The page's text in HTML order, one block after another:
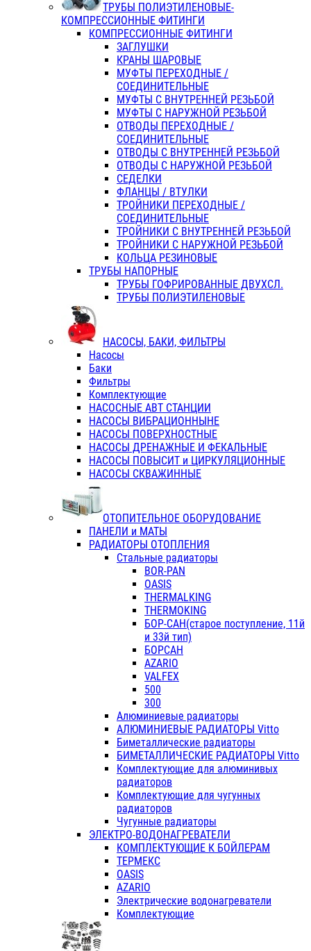
ТРУБЫ ПОЛИЭТИЛЕНОВЫЕ-
КОМПРЕССИОННЫЕ ФИТИНГИ
КОМПРЕССИОННЫЕ ФИТИНГИ
ЗАГЛУШКИ
КРАНЫ ШАРОВЫЕ
МУФТЫ ПЕРЕХОДНЫЕ /
СОЕДИНИТЕЛЬНЫЕ
МУФТЫ С ВНУТРЕННЕЙ РЕЗЬБОЙ
МУФТЫ С НАРУЖНОЙ РЕЗЬБОЙ
ОТВОДЫ ПЕРЕХОДНЫЕ /
СОЕДИНИТЕЛЬНЫЕ
ОТВОДЫ С ВНУТРЕННЕЙ РЕЗЬБОЙ
ОТВОДЫ С НАРУЖНОЙ РЕЗЬБОЙ
СЕДЕЛКИ
ФЛАНЦЫ / ВТУЛКИ
ТРОЙНИКИ ПЕРЕХОДНЫЕ /
СОЕДИНИТЕЛЬНЫЕ
ТРОЙНИКИ С ВНУТРЕННЕЙ РЕЗЬБОЙ
ТРОЙНИКИ С НАРУЖНОЙ РЕЗЬБОЙ
КОЛЬЦА РЕЗИНОВЫЕ
ТРУБЫ НАПОРНЫЕ
ТРУБЫ ГОФРИРОВАННЫЕ ДВУХСЛ.
ТРУБЫ ПОЛИЭТИЛЕНОВЫЕ
НАСОСЫ, БАКИ, ФИЛЬТРЫ
Насосы
Баки
Фильтры
Комплектующие
НАСОСНЫЕ АВТ СТАНЦИИ
НАСОСЫ ВИБРАЦИОННЫНЕ
НАСОСЫ ПОВЕРХНОСТНЫЕ
НАСОСЫ ДРЕНАЖНЫЕ И ФЕКАЛЬНЫЕ
НАСОСЫ ПОВЫСИТ и ЦИРКУЛЯЦИОННЫЕ
НАСОСЫ СКВАЖИННЫЕ
ОТОПИТЕЛЬНОЕ ОБОРУДОВАНИЕ
ПАНЕЛИ и МАТЫ
РАДИАТОРЫ ОТОПЛЕНИЯ
Стальные радиаторы
BOR-PAN
OASIS
THERMALKING
THERMOKING
БОР-САН(старое поступление, 11й
и 33й тип)
БОРСАН
AZARIO
VALFEX
500
300
Алюминиевые радиаторы
АЛЮМИНИЕВЫЕ РАДИАТОРЫ Vitto
Биметаллические радиаторы
БИМЕТАЛЛИЧЕСКИЕ РАДИАТОРЫ Vitto
Комплектующие для алюминивых
радиаторов
Комплектующие для чугунных
радиаторов
Чугунные радиаторы
ЭЛЕКТРО-ВОДОНАГРЕВАТЕЛИ
КОМПЛЕКТУЮЩИЕ К БОЙЛЕРАМ
ТЕРМЕКС
OASIS
AZARIO
Электрические водонагреватели
Комплектующие